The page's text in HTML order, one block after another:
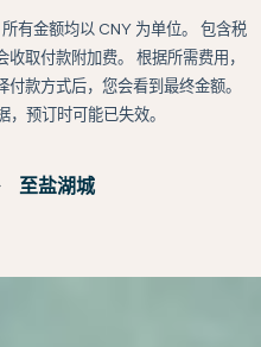
有金额均以 CNY 为单位。 包含税
取付款附加费。 根据所需费用，
款方式后，您会看到最终金额。
预订时可能已失效。
至盐湖城